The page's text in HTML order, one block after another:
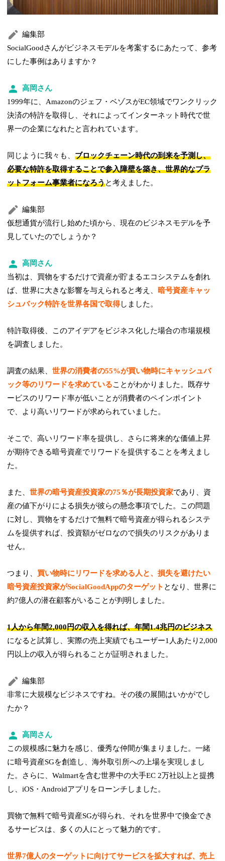
編集部
SocialGoodさんがビジネスモデルを考案するにあたって、参考
にした事例はありますか？
高岡さん
1999年に、Amazonのジェフ・ベゾスがEC領域でワンクリック
決済の特許を取得し、それによってインターネット時代で世
界一の企業になれたと言われています。
同じように我々も、ブロックチェーン時代の到来を予測し、
必要な特許を取得することで参入障壁を築き、世界的なプラ
ットフォーム事業者になろうと考えました。
編集部
仮想通貨が流行し始めた頃から、現在のビジネスモデルを予
見していたのでしょうか？
高岡さん
当初は、買物をするだけで資産が貯まるエコシステムを創れ
ば、世界に大きな影響を与えられると考え、 暗号資産キャッ
シュバック特許を世界各国で取得しました。
特許取得後、このアイデアをビジネス化した場合の市場規模
を調査しました。
調査の結果、世界の消費者の55%が買い物時にキャッシュバ
ック等のリワードを求めていることがわかりました。既存サ
ービスのリワード率が低いことが消費者のペインポイント
で、より高いリワードが求められていました。
そこで、高いリワード率を提供し、さらに将来的な価値上昇
が期待できる暗号資産でリワードを提供することを考えまし
た。
また、世界の暗号資産投資家の75％が長期投資家であり、資
産の値下がりによる損失が彼らの懸念事項でした。この問題
に対し、買物をするだけで無料で暗号資産が得られるシステ
ムを提供すれば、投資額がゼロなので損失のリスクがありま
せん。
つまり、 買い物時にリワードを求める人と、損失を避けたい
暗号資産投資家がSocialGoodAppのターゲット となり、世界に
約7億人の潜在顧客がいることが判明しました。
1人から年間2,000円の収入を得れば、年間1.4兆円のビジネス
になると試算し、実際の売上実績でもユーザー1人あたり2,000
円以上の収入が得られることが証明されました。
編集部
非常に大規模なビジネスですね。その後の展開はいかがでし
たか？
高岡さん
この規模感に魅力を感じ、優秀な仲間が集まりました。一緒
に暗号資産SGを創造し、海外取引所への上場を実現しまし
た。さらに、Walmartを含む世界中の大手EC 2万社以上と提携
し、iOS・Androidアプリをローンチしました。
買物で無料で暗号資産SGが得られ、それを世界中で換金でき
るサービスは、多くの人にとって魅力的です。
世界7億人のターゲットに向けてサービスを拡大すれば、売上